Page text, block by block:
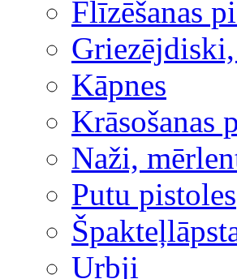
Flīzēšanas
Kāpnes
Krāsošanas
Naži,
Putu pistoles
Urbji